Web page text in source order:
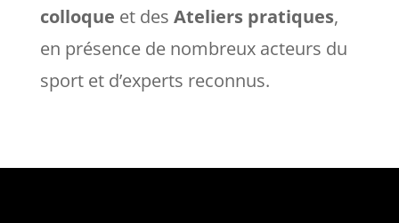
colloque et des Ateliers pratiques,
en présence de nombreux acteurs du
sport et d’experts reconnus.